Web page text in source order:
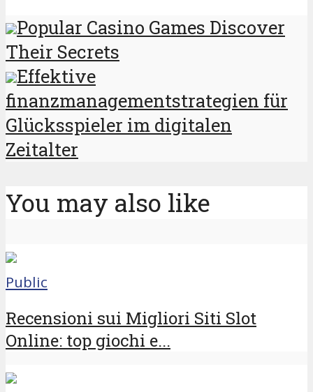
Popular Casino Games Discover
Their Secrets
Effektive
finanzmanagementstrategien für
Glücksspieler im digitalen
Zeitalter
You may also like
Public
Recensioni sui Migliori Siti Slot
Online: top giochi e...